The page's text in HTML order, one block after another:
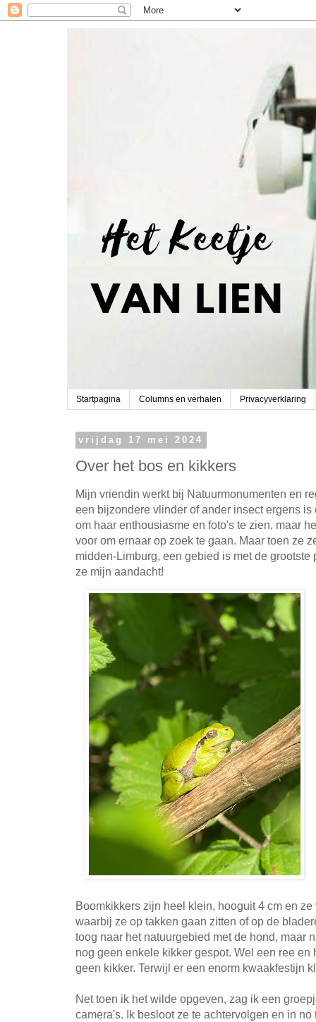
Startpagina Columns en verhalen Privacyverklaring
vrijdag 17 mei 2024
Over het bos en kikkers
Mijn vriendin werkt bij Natuurmonumenten en
een bijzondere vlinder of ander insect ergens
om haar enthousiasme en foto's te zien, maar
voor om ernaar op zoek te gaan. Maar toen ze
midden-Limburg, een gebied is met de
ze mijn aandacht!
Boomkikkers zijn heel klein, hooguit 4 cm en
waarbij ze op takken gaan zitten of op de
toog naar het natuurgebied met de hond, maar
nog geen enkele kikker gespot. Wel een ree en
geen kikker. Terwijl er een enorm kwaakfestijn
Net toen ik het wilde opgeven, zag ik een
camera's. Ik besloot ze te achtervolgen en in